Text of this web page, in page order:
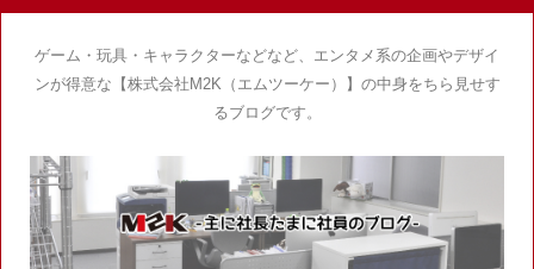
ゲーム・玩具・キャラクターなどなど、エンタメ系の企画やデザイ
ンが得意な【株式会社M2K（エムツーケー）】の中身をちら見せす
るブログです。